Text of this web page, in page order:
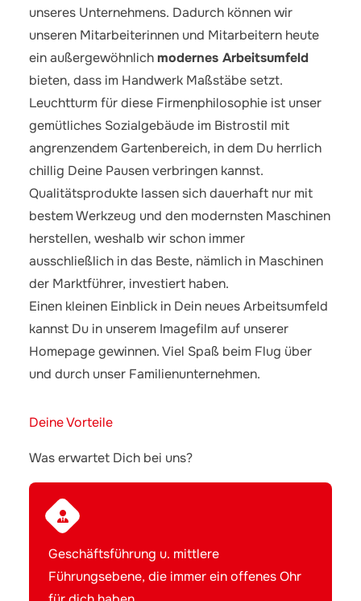
unseres Unternehmens. Dadurch können wir
unseren Mitarbeiterinnen und Mitarbeitern heute
ein außergewöhnlichmodernes Arbeitsumfeld
bieten, dass im Handwerk Maßstäbe setzt.
Leuchtturm für diese Firmenphilosophie ist unser
gemütliches Sozialgebäude im Bistrostil mit
angrenzendem Gartenbereich, in dem Du herrlich
chillig Deine Pausen verbringen kannst.
Qualitätsprodukte lassen sich dauerhaft nur mit
bestem Werkzeug und den modernsten Maschinen
herstellen, weshalb wir schon immer
ausschließlich in das Beste, nämlich in Maschinen
der Marktführer, investiert haben.
Einen kleinen Einblick in Dein neues Arbeitsumfeld
kannst Du in unserem Imagefilm auf unserer
Homepagegewinnen. Viel Spaß beim Flug über
und durch unser Familienunternehmen.
Deine Vorteile
Was erwartet Dich bei uns?
Geschäftsführung u. mittlere
Führungsebene, die immer ein offenes Ohr